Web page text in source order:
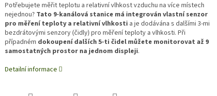
Potřebujete měřit teplotu a relativní vlhkost vzduchu na více místech
nejednou? Tato 9-kanálová stanice má integrován vlastní senzor
pro měření teploty a relativní vlhkosti a je dodávána s dalšími 3-mi
bezdrátovými senzory (čidly) pro měření teploty a vlhkosti. Při
případném dokoupení dalších 5-ti čidel můžete monitorovat až 9
samostatných prostor na jednom displeji.
Detailní informace